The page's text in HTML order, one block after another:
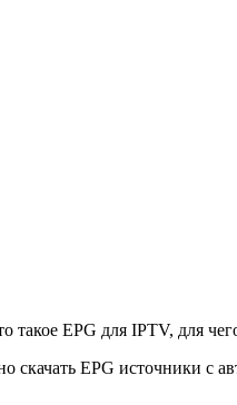
такое EPG для IPTV, для
скачать EPG источники с